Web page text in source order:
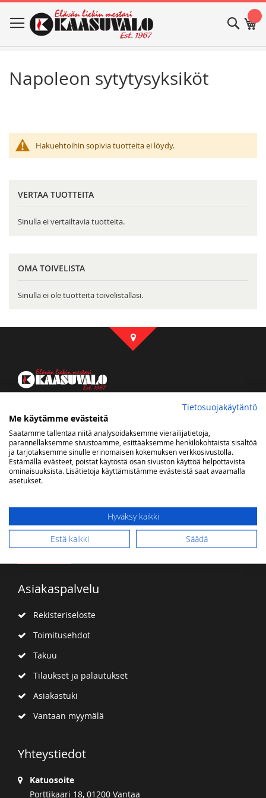
to
Content
Haku
Napoleon sytytysyksiköt
Hakuehtoihin sopivia tuotteita ei löydy.
VERTAA TUOTTEITA
Sinulla ei vertailtavia tuotteita.
OMA TOIVELISTA
Sinulla ei ole tuotteita toivelistallasi.
Uutiskirje
Tilaa
Tilaa
Asiakaspalvelu
Rekisteriseloste
Toimitusehdot
Takuu
Tilaukset ja palautukset
Asiakastuki
Vantaan myymälä
Yhteystiedot
Katuosoite
Porttikaari 18, 01200 Vantaa
Tietosuojakäytäntö
Me käytämme evästeitä
Saatamme tallentaa niitä analysoidaksemme vierailijatietoja,
parannellaksemme sivustoamme, esittääksemme henkilökohtaista sisältöä
ja tarjotaksemme sinulle erinomaisen kokemuksen verkkosivustolla.
Estämällä evästeet, poistat käytöstä osan sivuston käyttöä helpottavista
ominaisuuksista. Lisätietoja käyttämistämme evästeistä saat avaamalla
asetukset.
Hyväksy kaikki
Estä kaikki
Säädä